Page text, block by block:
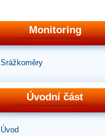
Monitoring
Srážkoměry
Úvodní část
Úvod